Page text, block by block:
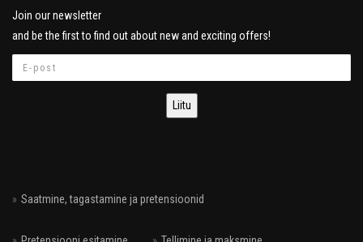
Join our newsletter
and be the first to find out about new and exciting offers!
Saatmine, tagastamine ja pretensioonid